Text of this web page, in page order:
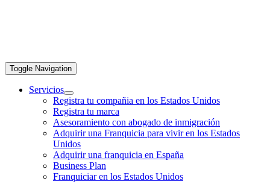
Toggle Navigation
Servicios
Registra tu compañia en los Estados Unidos
Registra tu marca
Asesoramiento con abogado de inmigración
Adquirir una Franquicia para vivir en los Estados
Unidos
Adquirir una franquicia en España
Business Plan
Franquiciar en los Estados Unidos